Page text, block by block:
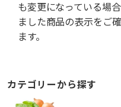
も変更になっている場
ました商品の表示をご
ます。
カテゴリーから探す